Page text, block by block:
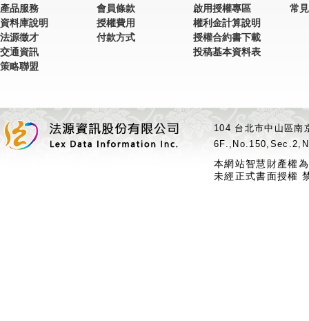
產品服務
資料庫說明
法源徵才
交通資訊
策略聯盟
會員條款
授權費用
付款方式
啟用授權專區
權利金計算說明
授權合約書下載
投稿基本資料表
常
104 台北市中山區
本網站智慧財產權
未經正式書面授權